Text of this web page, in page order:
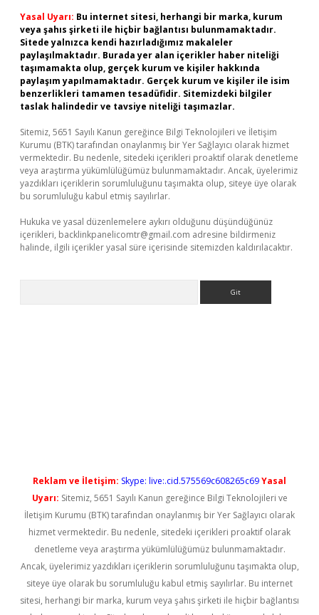
Yasal Uyarı: Bu internet sitesi, herhangi bir marka, kurum
veya şahıs şirketi ile hiçbir bağlantısı bulunmamaktadır.
Sitede yalnızca kendi hazırladığımız makaleler
paylaşılmaktadır. Burada yer alan içerikler haber niteliği
taşımamakta olup, gerçek kurum ve kişiler hakkında
paylaşım yapılmamaktadır. Gerçek kurum ve kişiler ile isim
benzerlikleri tamamen tesadüfidir. Sitemizdeki bilgiler
taslak halindedir ve tavsiye niteliği taşımazlar.
Sitemiz, 5651 Sayılı Kanun gereğince Bilgi Teknolojileri ve İletişim
Kurumu (BTK) tarafından onaylanmış bir Yer Sağlayıcı olarak hizmet
vermektedir. Bu nedenle, sitedeki içerikleri proaktif olarak denetleme
veya araştırma yükümlülüğümüz bulunmamaktadır. Ancak, üyelerimiz
yazdıkları içeriklerin sorumluluğunu taşımakta olup, siteye üye olarak
bu sorumluluğu kabul etmiş sayılırlar.
Hukuka ve yasal düzenlemelere aykırı olduğunu düşündüğünüz
içerikleri, backlinkpanelicomtr@gmail.com adresine bildirmeniz
halinde, ilgili içerikler yasal süre içerisinde sitemizden kaldırılacaktır.
Reklam ve İletişim: Skype: live:.cid.575569c608265c69Yasal
Uyarı: Sitemiz, 5651 Sayılı Kanun gereğince Bilgi Teknolojileri ve
İletişim Kurumu (BTK) tarafından onaylanmış bir Yer Sağlayıcı olarak
hizmet vermektedir. Bu nedenle, sitedeki içerikleri proaktif olarak
denetleme veya araştırma yükümlülüğümüz bulunmamaktadır.
Ancak, üyelerimiz yazdıkları içeriklerin sorumluluğunu taşımakta olup,
siteye üye olarak bu sorumluluğu kabul etmiş sayılırlar. Bu internet
sitesi, herhangi bir marka, kurum veya şahıs şirketi ile hiçbir bağlantısı